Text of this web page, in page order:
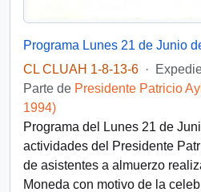
Programa Lunes 21 de Junio
CL CLUAH 1-8-13-6 ·
Parte de Presidente Patricio
1994)
Programa del Lunes 21 de
actividades del Presidente
de asistentes a almuerzo
Moneda con motivo de la